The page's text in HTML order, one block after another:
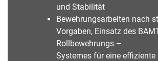
und Stabilität
Bewehrungsarbeiten nach
Vorgaben, Einsatz des
Rollbewehrungs –
Systemes für eine effiziente